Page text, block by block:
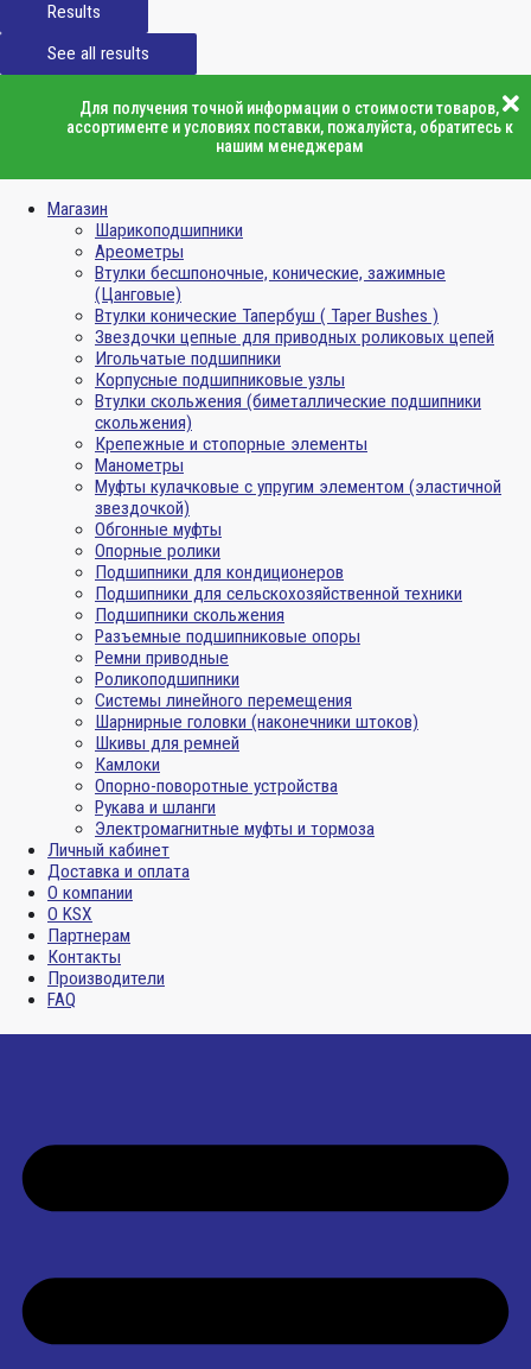
Results
See all results
Для получения точной информации о стоимости товаров,
ассортименте и условиях поставки, пожалуйста, обратитесь к
нашим менеджерам
Магазин
Шарикоподшипники
Ареометры
Втулки бесшпоночные, конические, зажимные
(Цанговые)
Втулки конические Тапербуш ( Taper Bushes )
Звездочки цепные для приводных роликовых цепей
Игольчатые подшипники
Корпусные подшипниковые узлы
Втулки скольжения (биметаллические подшипники
скольжения)
Крепежные и стопорные элементы
Манометры
Муфты кулачковые с упругим элементом (эластичной
звездочкой)
Обгонные муфты
Опорные ролики
Подшипники для кондиционеров
Подшипники для сельскохозяйственной техники
Подшипники скольжения
Разъемные подшипниковые опоры
Ремни приводные
Роликоподшипники
Системы линейного перемещения
Шарнирные головки (наконечники штоков)
Шкивы для ремней
Камлоки
Опорно-поворотные устройства
Рукава и шланги
Электромагнитные муфты и тормоза
Личный кабинет
Доставка и оплата
О компании
О KSX
Партнерам
Контакты
Производители
FAQ